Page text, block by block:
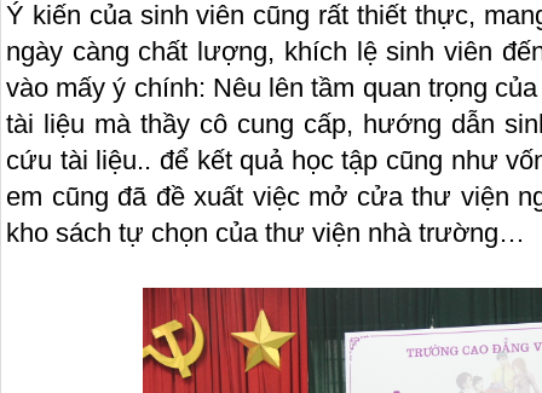
Ý kiến của sinh viên cũng rất thiết thực,
ngày càng chất lượng, khích lệ sinh viên
vào mấy ý chính: Nêu lên tầm quan trọng
tài liệu mà thầy cô cung cấp, hướng dẫn
cứu tài liệu.. để kết quả học tập cũng như
em cũng đã đề xuất việc mở cửa thư viện
kho sách tự chọn của thư viện nhà trường…